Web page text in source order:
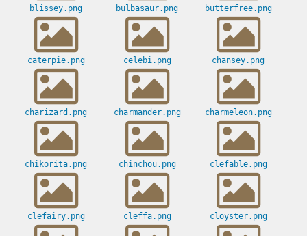
blissey.png bulbasaur.png butterfree.png
caterpie.png celebi.png chansey.png
charizard.png charmander.png charmeleon.png
chikorita.png chinchou.png clefable.png
clefairy.png cleffa.png cloyster.png